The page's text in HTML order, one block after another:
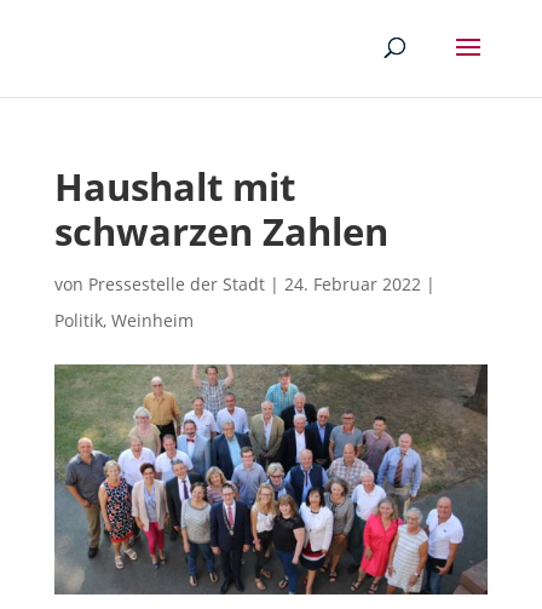
Haushalt mit
schwarzen Zahlen
von Pressestelle der Stadt| 24. Februar 2022|
Politik, Weinheim